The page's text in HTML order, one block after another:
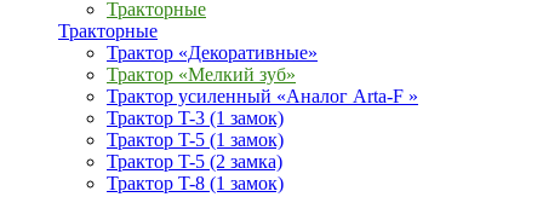
Тракторные
Тракторные
Трактор «Декоративные»
Трактор «Мелкий зуб»
Трактор усиленный «Аналог Arta-F »
Трактор T-3 (1 замок)
Трактор T-5 (1 замок)
Трактор T-5 (2 замка)
Трактор T-8 (1 замок)